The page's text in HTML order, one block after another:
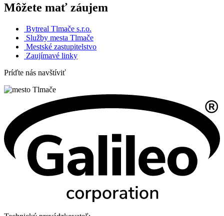
Môžete mať záujem
Bytreal Tlmače s.r.o.
Služby mesta Tlmače
Mestské zastupitelstvo
Zaujímavé linky
Príďte nás navštíviť